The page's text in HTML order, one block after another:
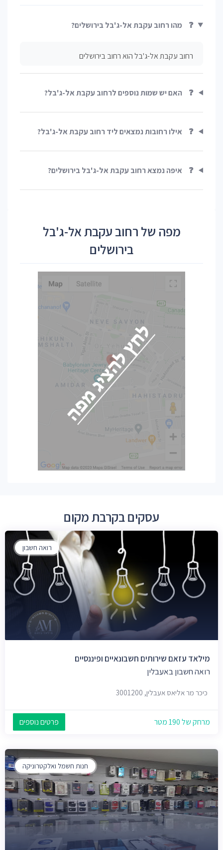
❓ מהו רחוב עקבת אל-ג'בל בירושלים?
רחוב עקבת אל-ג'בל הוא רחוב בירושלים
❓ האם יש שמות נוספים לרחוב עקבת אל-ג'בל?
❓ אילו רחובות נמצאים ליד רחוב עקבת אל-ג'בל?
❓ איפה נמצא רחוב עקבת אל-ג'בל בירושלים?
מפה של רחוב עקבת אל-ג'בל
בירושלים
עסקים בקרבת מקום
רואה חשבון
מילאד עזאם שירותים חשבונאיים ופיננסיים
רואה חשבון באעבלין
כיכר מר אליאס אעבלין, 3001200
מרחק של 190 מטר פרטים נוספים
חנות חשמל ואלקטרוניקה